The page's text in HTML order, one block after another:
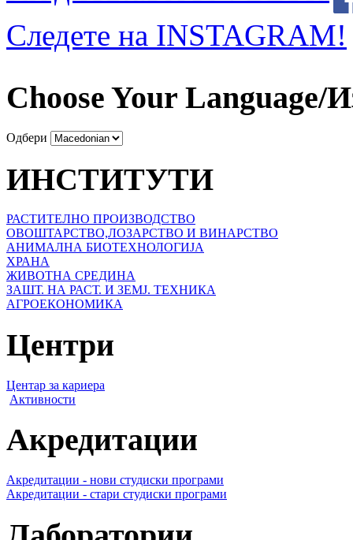
Следете на INSTAGRAM!
Choose Your Language/
Одбери
ИНСТИТУТИ
РАСТИТЕЛНО ПРОИЗВОДСТВО
ОВОШТАРСТВО,ЛОЗАРСТВО И ВИНАРСТВО
АНИМАЛНА БИОТЕХНОЛОГИЈА
ХРАНА
ЖИВОТНА СРЕДИНА
ЗАШТ. НА РАСТ. И ЗЕМЈ. ТЕХНИКА
АГРОЕКОНОМИКА
Центри
Центар за кариера
Активности
Акредитации
Акредитации - нови студиски програми
Акредитации - стари студиски програми